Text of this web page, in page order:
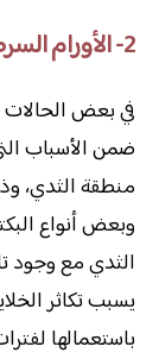
2- الأورام السرطانية
في بعض
ضمن الأسباب
منطقة الثدي،
وبعض أنواع
الثدي مع وجود
يسبب تكاثر
باستعمالها